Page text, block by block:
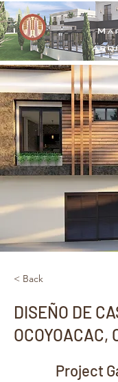
< Back
DISEÑO DE
OCOYOACAC,
Project